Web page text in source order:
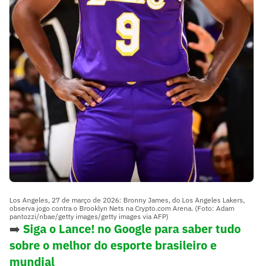
Los Angeles, 27 de março de 2026: Bronny James, do Los Angeles Lakers,
observa jogo contra o Brooklyn Nets na Crypto.com Arena. (Foto: Adam
pantozzi/nbae/getty images/getty images via AFP)
➡️ Siga o Lance! no Google para saber tudo
sobre o melhor do esporte brasileiro e
mundial